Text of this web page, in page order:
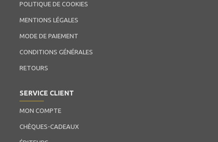
POLITIQUE DE COOKIES
MENTIONS LÉGALES
MODE DE PAIEMENT
CONDITIONS GÉNÉRALES
RETOURS
SERVICE CLIENT
MON COMPTE
CHÈQUES-CADEAUX